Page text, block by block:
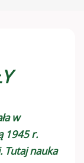
w
1945 r.
Tutaj nauka